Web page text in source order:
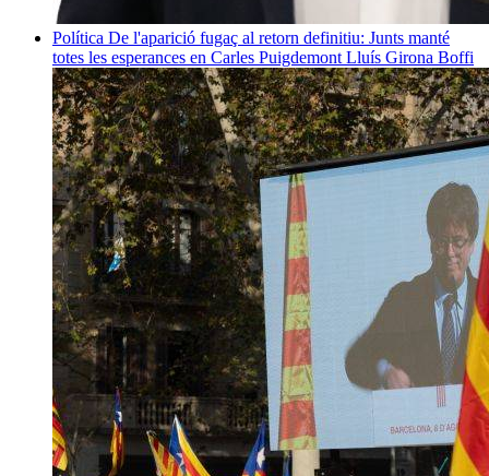
Política De l'aparició fugaç al retorn definitiu: Junts manté
totes les esperances en Carles Puigdemont Lluís Girona Boffi